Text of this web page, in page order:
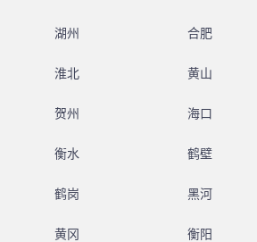
湖州 合肥
淮北 黄山
贺州 海口
衡水 鹤壁
鹤岗 黑河
黄冈 衡阳